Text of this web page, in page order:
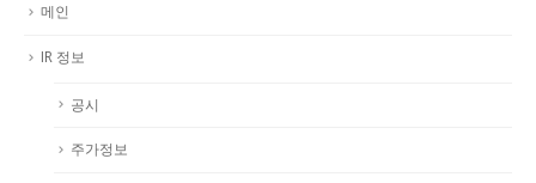
메인
IR 정보
공시
주가정보